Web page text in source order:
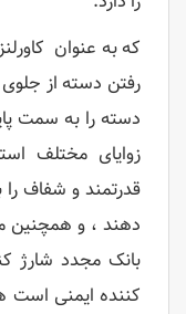
که به عنوان
رفتن دسته از
دسته را به سمت
قدرتمند و شفاف را
دهند ، و همچنین
بانک مجدد شارژ
کننده ایمنی است